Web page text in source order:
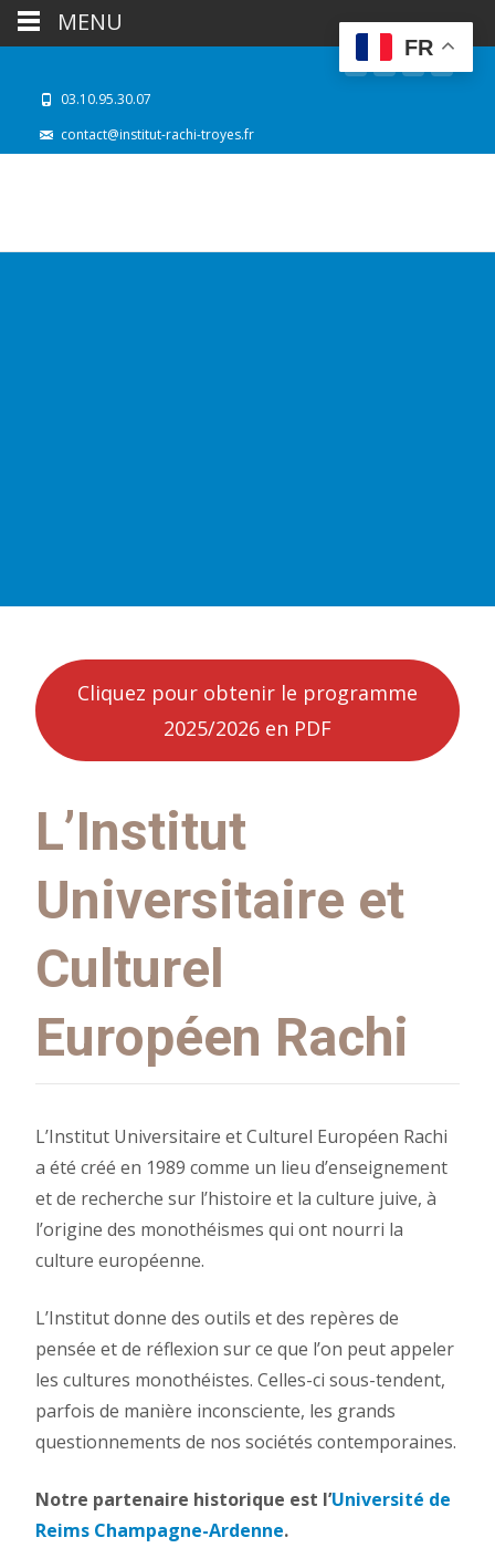
03.10.95.30.07
contact@institut-rachi-troyes.fr
Cliquez pour obtenir le programme
2025/2026 en PDF
L’Institut
Universitaire et
Culturel
Européen Rachi
L’Institut Universitaire et Culturel Européen Rachi
a été créé en 1989 comme un lieu d’enseignement
et de recherche sur l’histoire et la culture juive, à
l’origine des monothéismes qui ont nourri la
culture européenne.
L’Institut donne des outils et des repères de
pensée et de réflexion sur ce que l’on peut appeler
les cultures monothéistes. Celles-ci sous-tendent,
parfois de manière inconsciente, les grands
questionnements de nos sociétés contemporaines.
Notre partenaire historique est l’Université de
Reims Champagne-Ardenne.
FR
MENU